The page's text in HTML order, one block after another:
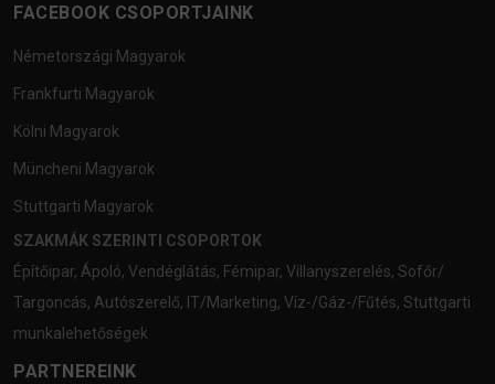
FACEBOOK CSOPORTJAINK
Németországi Magyarok
Frankfurti Magyarok
Kölni Magyarok
Müncheni Magyarok
Stuttgarti Magyarok
SZAKMÁK SZERINTI CSOPORTOK
Építőipar, Ápoló, Vendéglátás, Fémipar, Villanyszerelés, Sofőr/
Targoncás, Autószerelő, IT/Marketing, Víz-/Gáz-/Fűtés, Stuttgarti
munkalehetőségek
PARTNEREINK